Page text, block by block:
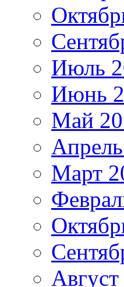
Июль
Июнь
Май
Март